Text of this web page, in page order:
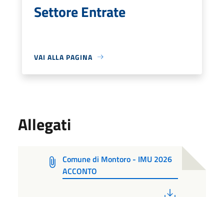
Settore Entrate
VAI ALLA PAGINA
Allegati
Comune di Montoro - IMU 2026
ACCONTO